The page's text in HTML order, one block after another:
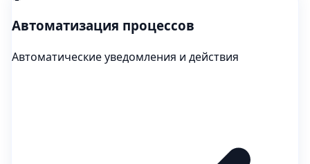
Автоматизация процессов
Автоматические уведомления и действия